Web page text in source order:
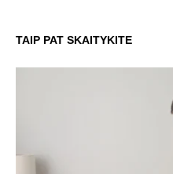
TAIP PAT SKAITYKITE